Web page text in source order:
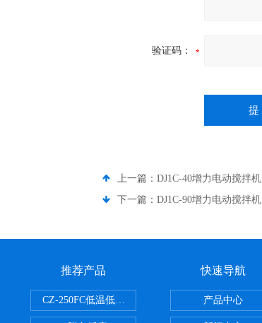
验证码：
上一篇： DJ1C-40增力电动搅拌机
下一篇： DJ1C-90增力电动搅拌机
推荐产品
CZ-250FC低温低湿种子储藏柜
快速导航
产品中心